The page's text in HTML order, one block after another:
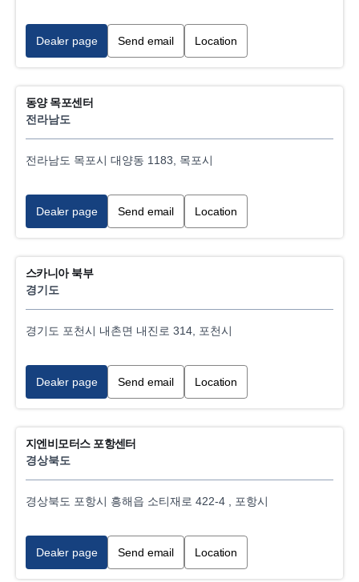
Dealer page Send email Location
동양 목포센터
전라남도
전라남도 목포시 대양동 1183, 목포시
Dealer page Send email Location
스카니아 북부
경기도
경기도 포천시 내촌면 내진로 314, 포천시
Dealer page Send email Location
지엔비모터스 포항센터
경상북도
경상북도 포항시 흥해읍 소티재로 422-4 , 포항시
Dealer page Send email Location